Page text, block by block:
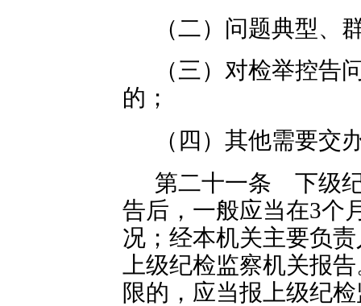
（二）问题典型、
（三）对检举控告
的；
（四）其他需要交
第二十一条 下级
告后，一般应当在3个
况；经本机关主要负
上级纪检监察机关报
限的，应当报上级纪